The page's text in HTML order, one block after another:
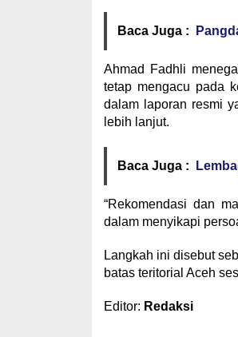
Baca Juga :
Ahmad Fadhli
tetap mengacu pada
dalam laporan resmi
lebih lanjut.
Baca Juga :
“Rekomendasi dan
dalam menyikapi
Langkah ini disebut
batas teritorial Aceh
Editor: Redaksi